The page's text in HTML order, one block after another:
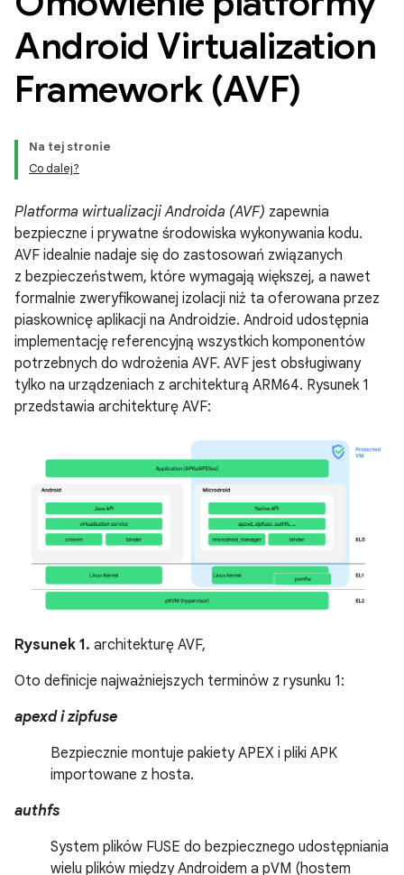
Android Virtualization
Framework (AVF)
Na tej stronie
Co dalej?
Platforma wirtualizacji Androida (AVF) zapewnia
bezpieczne i prywatne środowiska wykonywania kodu.
AVF idealnie nadaje się do zastosowań związanych
z bezpieczeństwem, które wymagają większej, a nawet
formalnie zweryfikowanej izolacji niż ta oferowana przez
piaskownicę aplikacji na Androidzie. Android udostępnia
implementację referencyjną wszystkich komponentów
potrzebnych do wdrożenia AVF. AVF jest obsługiwany
tylko na urządzeniach z architekturą ARM64. Rysunek 1
przedstawia architekturę AVF:
Rysunek 1. architekturę AVF,
Oto definicje najważniejszych terminów z rysunku 1:
apexd i zipfuse
Bezpiecznie montuje pakiety APEX i pliki APK
importowane z hosta.
authfs
System plików FUSE do bezpiecznego udostępniania
wielu plików między Androidem a pVM (hostem